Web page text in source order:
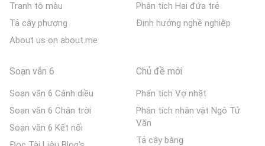
Tranh tô màu
Tả cây phượng
About us on about.me
Phân tích Hai đứa trẻ
Định hướng nghề nghiệp
Soạn văn 6
Soạn văn 6 Cánh diều
Soạn văn 6 Chân trời
Soạn văn 6 Kết nối
Chủ đề mới
Phân tích Vợ nhặt
Phân tích nhân vật Ngô Tử
Văn
Tả cây bàng